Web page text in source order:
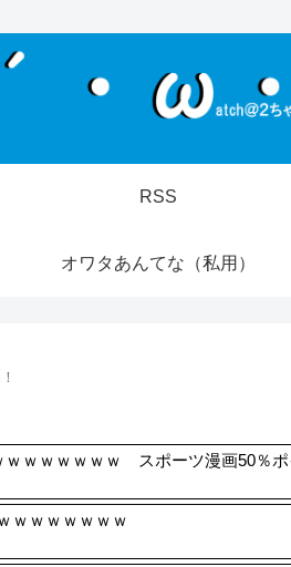
RSS
オワタあんてな（私用）
ｗｗｗｗｗｗｗ スポーツ漫画50％
ｗｗｗｗｗｗｗ